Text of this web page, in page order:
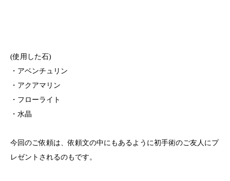
(使用した石)
・アベンチュリン
・アクアマリン
・フローライト
・水晶
今回のご依頼は、依頼文の中にもあるように初手術のご友人にプ
レゼントされるのもです。